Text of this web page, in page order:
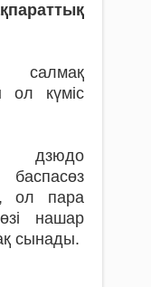
салмақ
ол күміс
дзюдо
ол пара
нашар
сынады.